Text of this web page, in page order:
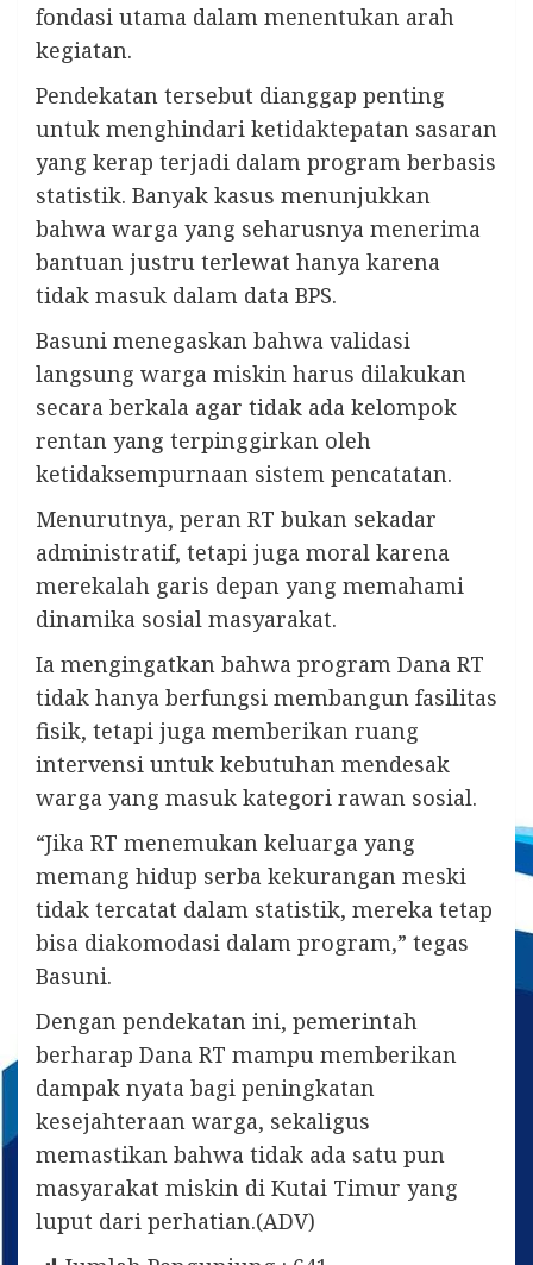
fondasi utama dalam menentukan arah
kegiatan.
Pendekatan tersebut dianggap penting
untuk menghindari ketidaktepatan sasaran
yang kerap terjadi dalam program berbasis
statistik. Banyak kasus menunjukkan
bahwa warga yang seharusnya menerima
bantuan justru terlewat hanya karena
tidak masuk dalam data BPS.
Basuni menegaskan bahwa validasi
langsung warga miskin harus dilakukan
secara berkala agar tidak ada kelompok
rentan yang terpinggirkan oleh
ketidaksempurnaan sistem pencatatan.
Menurutnya, peran RT bukan sekadar
administratif, tetapi juga moral karena
merekalah garis depan yang memahami
dinamika sosial masyarakat.
Ia mengingatkan bahwa program Dana RT
tidak hanya berfungsi membangun fasilitas
fisik, tetapi juga memberikan ruang
intervensi untuk kebutuhan mendesak
warga yang masuk kategori rawan sosial.
“Jika RT menemukan keluarga yang
memang hidup serba kekurangan meski
tidak tercatat dalam statistik, mereka tetap
bisa diakomodasi dalam program,” tegas
Basuni.
Dengan pendekatan ini, pemerintah
berharap Dana RT mampu memberikan
dampak nyata bagi peningkatan
kesejahteraan warga, sekaligus
memastikan bahwa tidak ada satu pun
masyarakat miskin di Kutai Timur yang
luput dari perhatian.(ADV)